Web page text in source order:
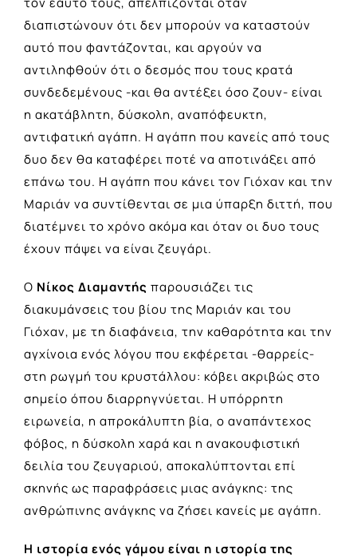
διαπιστώνουν ότι δεν μπορούν να καταστούν
αυτό που φαντάζονται, και αργούν να
αντιληφθούν ότι ο δεσμός που τους κρατά
συνδεδεμένους -και θα αντέξει όσο ζουν- είναι
η ακατάβλητη, δύσκολη, αναπόφευκτη,
αντιφατική αγάπη. Η αγάπη που κανείς από τους
δυο δεν θα καταφέρει ποτέ να αποτινάξει από
επάνω του. Η αγάπη που κάνει τον Γιόχαν και την
Μαριάν να συντίθενται σε μια ύπαρξη διττή, που
διατέμνει το χρόνο ακόμα και όταν οι δυο τους
έχουν πάψει να είναι ζευγάρι.
Ο Νίκος Διαμαντής παρουσιάζει τις
διακυμάνσεις του βίου της Μαριάν και του
Γιόχαν, με τη διαφάνεια, την καθαρότητα και την
αγχίνοια ενός λόγου που εκφέρεται -θαρρείς-
στη ρωγμή του κρυστάλλου: κόβει ακριβώς στο
σημείο όπου διαρρηγνύεται. Η υπόρρητη
ειρωνεία, η απροκάλυπτη βία, ο αναπάντεχος
φόβος, η δύσκολη χαρά και η ανακουφιστική
δειλία του ζευγαριού, αποκαλύπτονται επί
σκηνής ως παραφράσεις μιας ανάγκης: της
ανθρώπινης ανάγκης να ζήσει κανείς με αγάπη.
Η ιστορία ενός γάμου είναι η ιστορία της